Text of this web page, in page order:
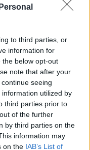
to third parties, or
information for
the below opt-out
note that after your
seeing
utilized by
third parties prior to
of the further
by third parties on the
information may
on the IAB’s List of
Az évek
is fellép.